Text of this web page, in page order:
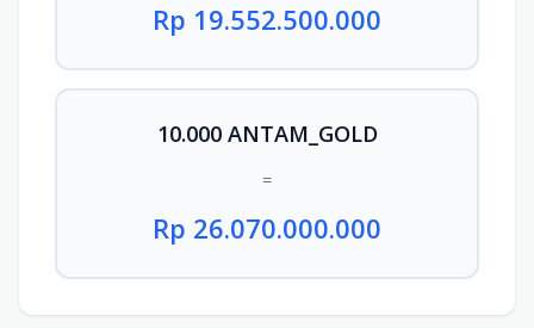
Rp 19.552.500.000
10.000 ANTAM_GOLD
=
Rp 26.070.000.000